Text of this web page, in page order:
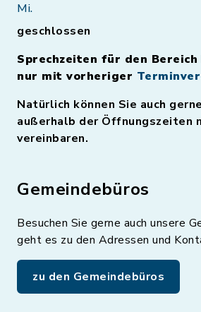
Mi.
geschlossen
Sprechzeiten für den
nur mit vorheriger
Natürlich können Sie auch
außerhalb der Öffnungszeiten
vereinbaren.
Gemeindebüros
Besuchen Sie gerne auch unsere
geht es zu den Adressen und
zu den Gemeindebüros